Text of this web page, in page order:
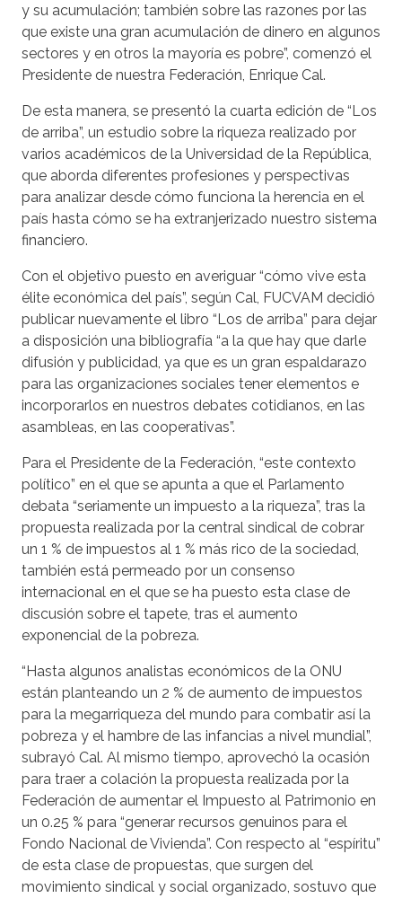
y su acumulación; también sobre las razones por las
que existe una gran acumulación de dinero en algunos
sectores y en otros la mayoría es pobre”, comenzó el
Presidente de nuestra Federación, Enrique Cal.
De esta manera, se presentó la cuarta edición de “Los
de arriba”, un estudio sobre la riqueza realizado por
varios académicos de la Universidad de la República,
que aborda diferentes profesiones y perspectivas
para analizar desde cómo funciona la herencia en el
país hasta cómo se ha extranjerizado nuestro sistema
financiero.
Con el objetivo puesto en averiguar “cómo vive esta
élite económica del país”, según Cal, FUCVAM decidió
publicar nuevamente el libro “Los de arriba” para dejar
a disposición una bibliografía “a la que hay que darle
difusión y publicidad, ya que es un gran espaldarazo
para las organizaciones sociales tener elementos e
incorporarlos en nuestros debates cotidianos, en las
asambleas, en las cooperativas”.
Para el Presidente de la Federación, “este contexto
político” en el que se apunta a que el Parlamento
debata “seriamente un impuesto a la riqueza”, tras la
propuesta realizada por la central sindical de cobrar
un 1 % de impuestos al 1 % más rico de la sociedad,
también está permeado por un consenso
internacional en el que se ha puesto esta clase de
discusión sobre el tapete, tras el aumento
exponencial de la pobreza.
“Hasta algunos analistas económicos de la ONU
están planteando un 2 % de aumento de impuestos
para la megarriqueza del mundo para combatir así la
pobreza y el hambre de las infancias a nivel mundial”,
subrayó Cal. Al mismo tiempo, aprovechó la ocasión
para traer a colación la propuesta realizada por la
Federación de aumentar el Impuesto al Patrimonio en
un 0.25 % para “generar recursos genuinos para el
Fondo Nacional de Vivienda”. Con respecto al “espíritu”
de esta clase de propuestas, que surgen del
movimiento sindical y social organizado, sostuvo que